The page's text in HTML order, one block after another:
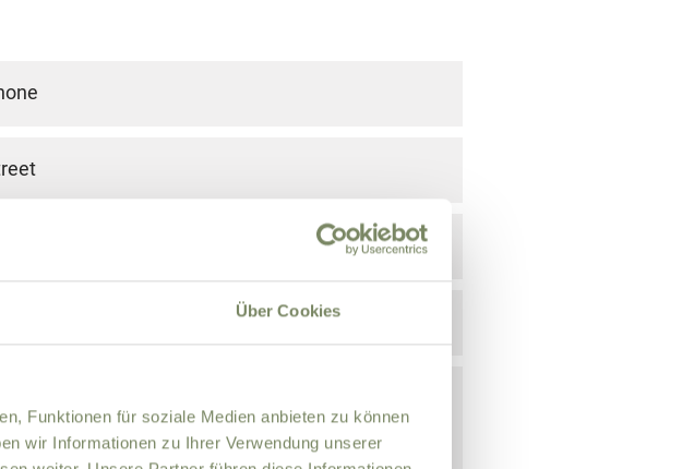
Über Cookies
Funktionen für soziale Medien anbieten zu können
wir Informationen zu Ihrer Verwendung unserer